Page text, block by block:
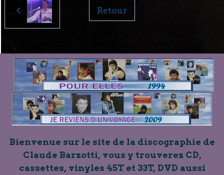
Retour
Bienvenue sur le site de la discographie de
Claude Barzotti, vous y trouverez CD,
cassettes, vinyles 45T et 33T, DVD aussi